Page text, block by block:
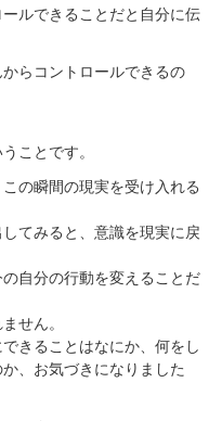
ルできることだと自分に伝
らコントロールできるの
ことです。
の瞬間の現実を受け入れる
てみると、意識を現実に戻
自分の行動を変えることだ
せん。
きることはなにか、何をし
、お気づきになりました